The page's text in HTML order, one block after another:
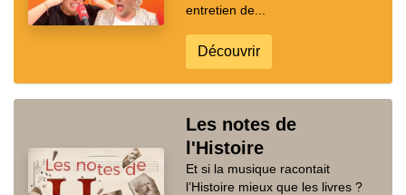
entretien de...
Découvrir
Les notes de
l'Histoire
Et si la musique racontait
l’Histoire mieux que les livres ?